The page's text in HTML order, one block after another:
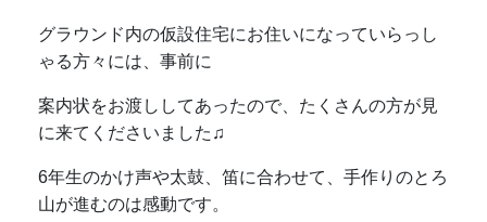
グラウンド内の仮設住宅にお住いになっていらっし
ゃる方々には、事前に
案内状をお渡ししてあったので、たくさんの方が見
に来てくださいました♫
6年生のかけ声や太鼓、笛に合わせて、手作りのとろ
山が進むのは感動です。